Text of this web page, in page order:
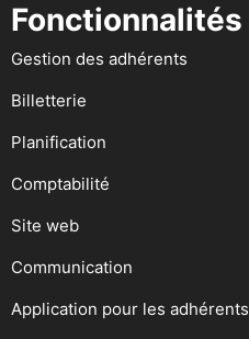
Fonctionnalités
Gestion des adhérents
Billetterie
Planification
Comptabilité
Site web
Communication
Application pour les adhérents